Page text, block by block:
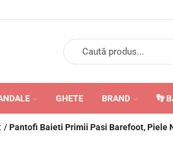
GHETE BRAND 👣
/Pantofi Baieti Primii Pasi Barefoot, Piele